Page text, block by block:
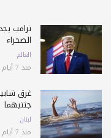
ترامب
الصحراء
العالم
منذ 7 أيام
غرق
جثتيهما
لبنان
منذ 7 أيام